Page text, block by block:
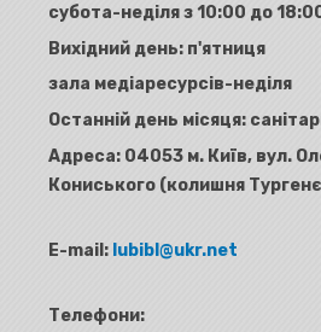
субота-неділя з 10:00 до
Вихідний день: п'ятниця
зала медіаресурсів-неділя
Останній день місяця:
Адреса: 04053 м. Київ, вул.
Кониського (колишня
E-mail: lubibl@ukr.net
Телефони: